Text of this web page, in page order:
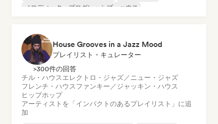
メロディック・プログレッシブ・ハウス
House Grooves in a Jazz Mood
プレイリスト・キュレーター
>300件の回答
チル・ハウスエレクトロ・ジャズ／ニュー・ジャズ
フレンチ・ハウスファンキー／ジャッキン・ハウス
ヒップホップ
アーティストを「インパクトのあるプレイリスト」に追
加